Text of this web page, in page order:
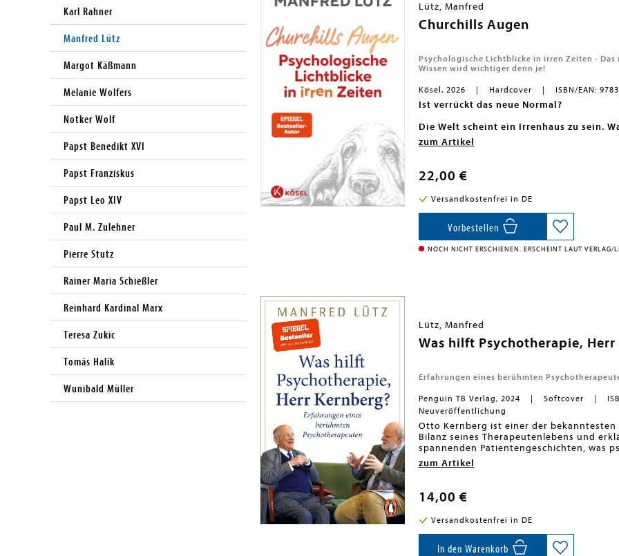
Karl Rahner
Manfred Lütz
Margot Käßmann
Melanie Wolfers
Notker Wolf
Papst Benedikt XVI
Papst Franziskus
Papst Leo XIV
Paul M. Zulehner
Pierre Stutz
Rainer Maria Schießler
Reinhard Kardinal Marx
Teresa Zukic
Tomás Halík
Wunibald Müller
Lütz, Manfred
Churchills Augen
Psychologische Lichtblicke in irren Zeiten - Das
Wissen wird wichtiger denn je!
Kösel, 2026 Hardcover ISBN/EAN:
Ist verrückt das neue Normal?
Die Welt scheint ein Irrenhaus zu sein.
Der bekannte Psychiater und
Psychologie über unsere Zukunft
Beobachtungen
- Clevere Methoden - Sternstunden der
- Ungewöhnliche Patienten - Geschichten
- Psychologie für den Alltag - Lebenshilfe
- Trump, Putin und all die anderen - Zur
Psychologische Hilfestellungen in
Information und Lebenshilfe at its best -
»Wenn einer über komplizierte und oft
schreiben kann, dann dieser Lütz. Wie
zum Artikel
22,00 €
Versandkostenfrei in DE
Vorbestellen
NOCH NICHT ERSCHIENEN. ERSCHEINT LAUT VERLAG/
Lütz, Manfred
Was hilft Psychotherapie, Herr
Erfahrungen eines berühmten
Penguin TB Verlag, 2024 Softcover
Neuveröffentlichung
Otto Kernberg ist einer der
Bilanz seines Therapeutenlebens und
spannenden Patientengeschichten, was
Dabei kommt er auch auf
auf die eigene Biografie: seine
hundert Metern Entfernung vom Trump
renommierteste Experte für
besonders brisantes Fallbeispiel: Donald
zum Artikel
14,00 €
Versandkostenfrei in DE
In den Warenkorb